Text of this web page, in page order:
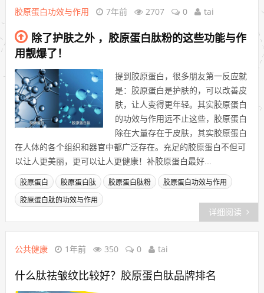
胶原蛋白功效与作用 7年前 2707 0 tai
除了护肤之外 ，胶原蛋白肽粉的这些功能与作
用靓爆了！
提到胶原蛋白，很多朋友第一反应就
是：胶原蛋白是护肤的，可以改善皮
肤，让人变得更年轻。其实胶原蛋白
的功效与作用远不止这些，胶原蛋白
除在大量存在于皮肤，其实胶原蛋白
在人体的各个组织和器官中都广泛存在。充足的胶原蛋白不但可
以让人更美丽，更可以让人更健康！补胶原蛋白最好...
胶原蛋白 胶原蛋白肽 胶原蛋白肽粉 胶原蛋白功效与作用
胶原蛋白肽的功效与作用
详细阅读
公共健康 1年前 350 0 tai
什么肽祛皱纹比较好？胶原蛋白肽品牌排名